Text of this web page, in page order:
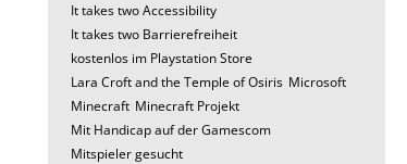
It takes two Accessibility
It takes two Barrierefreiheit
kostenlos im Playstation Store
Lara Croft and the Temple of Osiris Microsoft
Minecraft Minecraft Projekt
Mit Handicap auf der Gamescom
Mitspieler gesucht